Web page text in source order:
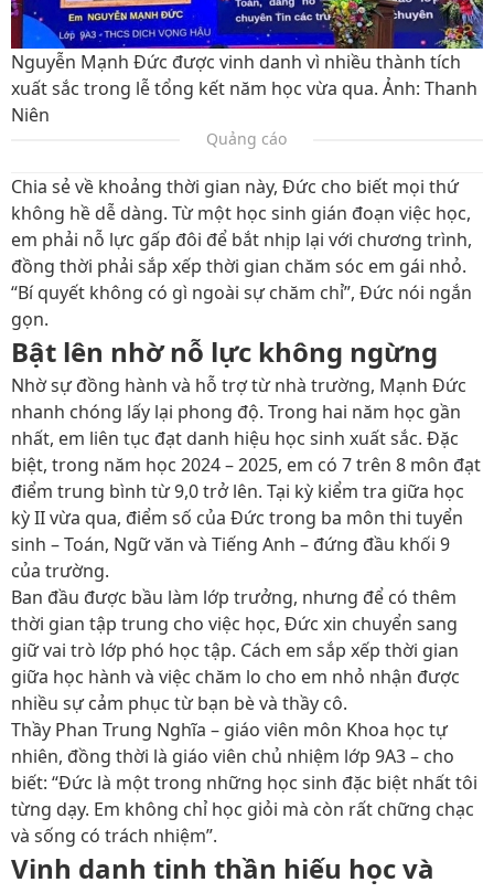
Nguyễn Mạnh Đức được vinh danh vì nhiều thành tích
xuất sắc trong lễ tổng kết năm học vừa qua. Ảnh: Thanh
Niên
Quảng cáo
Chia sẻ về khoảng thời gian này, Đức cho biết mọi thứ
không hề dễ dàng. Từ một học sinh gián đoạn việc học,
em phải nỗ lực gấp đôi để bắt nhịp lại với chương trình,
đồng thời phải sắp xếp thời gian chăm sóc em gái nhỏ.
“Bí quyết không có gì ngoài sự chăm chỉ”, Đức nói ngắn
gọn.
Bật lên nhờ nỗ lực không ngừng
Nhờ sự đồng hành và hỗ trợ từ nhà trường, Mạnh Đức
nhanh chóng lấy lại phong độ. Trong hai năm học gần
nhất, em liên tục đạt danh hiệu học sinh xuất sắc. Đặc
biệt, trong năm học 2024 – 2025, em có 7 trên 8 môn đạt
điểm trung bình từ 9,0 trở lên. Tại kỳ kiểm tra giữa học
kỳ II vừa qua, điểm số của Đức trong ba môn thi tuyển
sinh – Toán, Ngữ văn và Tiếng Anh – đứng đầu khối 9
của trường.
Ban đầu được bầu làm lớp trưởng, nhưng để có thêm
thời gian tập trung cho việc học, Đức xin chuyển sang
giữ vai trò lớp phó học tập. Cách em sắp xếp thời gian
giữa học hành và việc chăm lo cho em nhỏ nhận được
nhiều sự cảm phục từ bạn bè và thầy cô.
Thầy Phan Trung Nghĩa – giáo viên môn Khoa học tự
nhiên, đồng thời là giáo viên chủ nhiệm lớp 9A3 – cho
biết: “Đức là một trong những học sinh đặc biệt nhất tôi
từng dạy. Em không chỉ học giỏi mà còn rất chững chạc
và sống có trách nhiệm”.
Vinh danh tinh thần hiếu học và